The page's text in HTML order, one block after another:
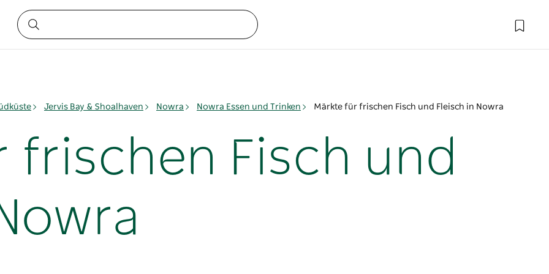
Jervis Bay & Shoalhaven Nowra Nowra Essen und Trinken Märkte für frischen Fisch und Fleisch in Nowra
frischen Fisch und